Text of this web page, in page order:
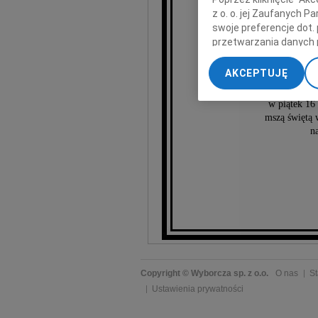
w piątek 16
mszą świętą
Copyright © Wyborcza sp. z o.o. O nas
Ustawienia prywatności
z o. o. jej Zaufanych
swoje preferencje dot.
przetwarzania danych
„Ustawienia
My, nasi Zaufani
dokładnych danych
Przechowywanie
treści, badnie
AKCEPTUJĘ